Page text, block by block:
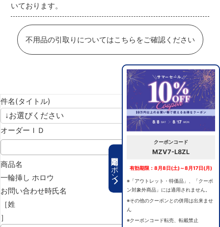
期間限定クーポン
クーポンコード
MZV7-L8ZL
有効期限：8月8日(土)～8月17日(月)
※「アウトレット・特価品」、「クーポ
ン対象外商品」には適用されません。
※その他のクーポンとの併用は出来ませ
ん
※クーポンコード転売、転載禁止
いております。
不用品の引取りについてはこちらをご確認ください
件名(タイトル)
オーダーＩＤ
商品名
一輪挿し ホロウ
お問い合わせ時氏名
［姓
］